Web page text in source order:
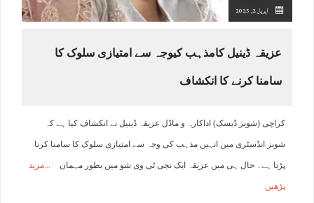
اپریل 2, 2025
عزیقہ ڈینیل کامذہب کیوجہ سے امتیازی سلوک کا
سامنا کرنے کا انکشاف
کراچی (شوبز ڈیسک) اداکارہ و ماڈل عزیقہ ڈینیل نے انکشاف کیا ہے کہ
شوبز انڈسٹری میں انہیں مذہب کی وجہ سے امتیازی سلوک کا سامنا کرنا
پڑتا ہے۔ حال ہی میں عزیقہ ایک نجی ٹی وی شو میں بطور مہمان مزید
پڑھیں